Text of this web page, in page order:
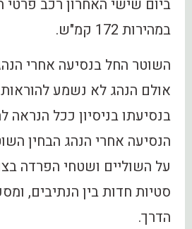
במהירות 172 קמ"ש.
השוטר החל בנסיעה אחרי
אולם הנהג לא נשמע
בנסיעתו בניסיון ככל הנראה
הנסיעה אחרי הנהג הבחין
על השוליים ושטחי הפרדה
סטיות חדות בין הנתיבים,
הדרך.